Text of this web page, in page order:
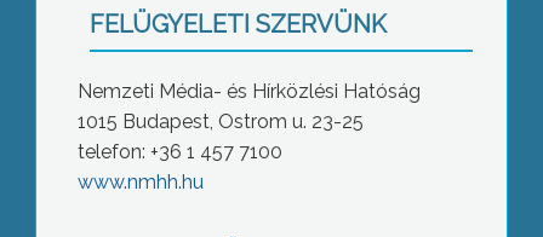
FELÜGYELETI SZERVÜNK
Nemzeti Média- és Hírközlési Hatóság
1015 Budapest, Ostrom u. 23-25
telefon: +36 1 457 7100
www.nmhh.hu